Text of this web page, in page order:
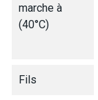
marche à
(40°C)
Fils